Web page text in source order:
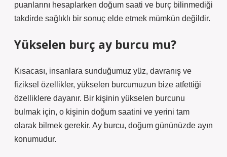
puanlarını hesaplarken doğum saati ve burç bilinmediği
takdirde sağlıklı bir sonuç elde etmek mümkün değildir.
Yükselen burç ay burcu mu?
Kısacası, insanlara sunduğumuz yüz, davranış ve
fiziksel özellikler, yükselen burcumuzun bize atfettiği
özelliklere dayanır. Bir kişinin yükselen burcunu
bulmak için, o kişinin doğum saatini ve yerini tam
olarak bilmek gerekir. Ay burcu, doğum gününüzde ayın
konumudur.